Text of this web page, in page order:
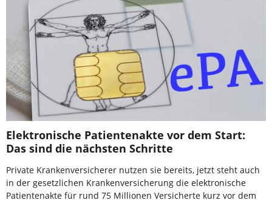
Elektronische Patientenakte vor dem Start:
Das sind die nächsten Schritte
Private Krankenversicherer nutzen sie bereits, jetzt steht auch
in der gesetzlichen Krankenversicherung die elektronische
Patientenakte für rund 75 Millionen Versicherte kurz vor dem